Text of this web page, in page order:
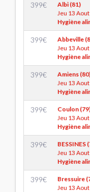
399€
Albi (81)
Jeu 13
Hygiène
399€
Abbeville
Jeu 13
Hygiène
399€
Amiens
Jeu 13
Hygiène
399€
Coulon
Jeu 13
Hygiène
399€
BESSINES
Jeu 13
Hygiène
399€
Bressuire
Jeu 13